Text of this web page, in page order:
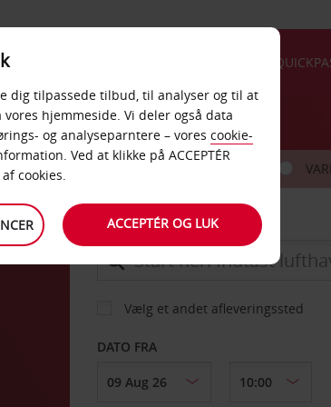
&
BIL
AFHENT FRA
Vælg et andet afleveringssted
DATO FRA
dig tilpassede tilbud, til analyser og til at
hjemmeside. Vi deler også data
og analyseparntere – vores cookie-
Ved at klikke på ACCEPTÉR
cookies.
ACCEPTÉR OG LUK